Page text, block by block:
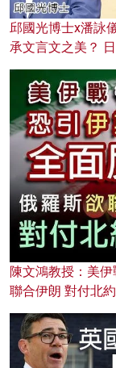
邱國光博士x潘詠
承文言文之美？
陳文鴻教授：美
聯合伊朗 對付北